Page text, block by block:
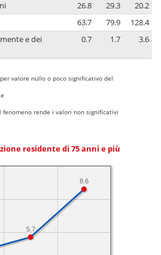
26.8 29.3
20.2
63.7 79.9
128.4
e dei
0.7 1.7 3.6
valore nullo o poco significativo del
fenomeno rende i valori non significativi
residente di 75 anni e più
8.6
5.7